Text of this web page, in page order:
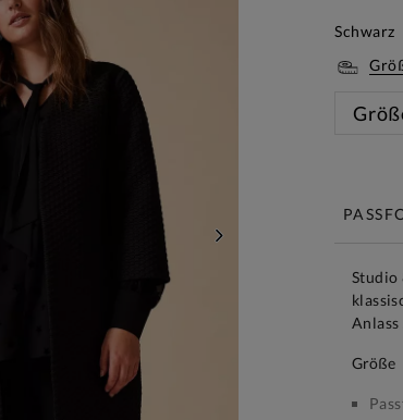
WEITER
Schwarz
Studio
größe